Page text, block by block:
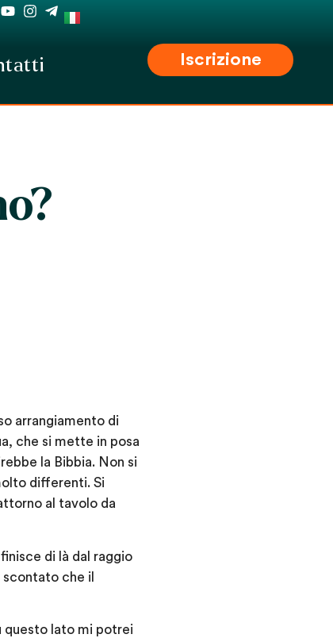
Iscrizione
arrangiamento di
che si mette in posa
la Bibbia. Non si
differenti. Si
al tavolo da
di là dal raggio
che il
questo lato mi potrei